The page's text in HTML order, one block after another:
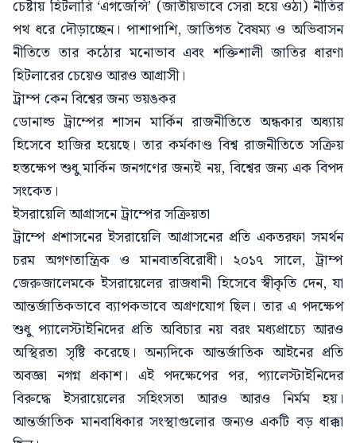
চেষ্টায় হিটলারি ‘এগজেন্সি’ (জাতীয়ভাবে সেরা হয়ে ওঠা) নীতির
পথ ধরে দৌড়াচ্ছেন। পাশাপাশি, জাতিগত বৈষম্য ও অভিবাসন
নীতিতে তার কঠোর মনোভাব এবং শক্তিশালী জাতির ধারণা
হিটলারের চেয়েও আরও আগ্রাসী।
ট্রাম্প কেন বিশ্বের জন্য ভয়ঙকর
ডোনাল্ড ট্রাম্পের শাসন মার্কিন রাজনীতিতে অন্ধকার অধ্যায়
হিসেবে হাজির হয়েছে। তার কর্মকাণ্ড বিশ্ব রাজনীতিতে সক্রিয়
হস্তক্ষেপ শুধু মার্কিন জনগণের জন্যই নয়, বিশ্বের জন্য এক বিপদ
সংকেত।
ইসরায়েলি আগ্রাসনে ট্রাম্পের সক্রিয়তা
ট্রাম্পে প্রশাসনের ইসরায়েলি আগ্রাসনের প্রতি একতরফা সমর্থন
চরম অগণতান্ত্রিক ও মানবাতবিরোধী। ২০১৭ সালে, ট্রাম্প
জেরুজালেমকে ইসরায়েলের রাজধানী হিসেবে স্বীকৃতি দেন, যা
আন্তর্জাতিকভাবে ব্যাপকভাবে অগ্রণযোগ ছিল। তার এ পদক্ষেপ
শুধু প্যালেস্টাইনিদের প্রতি অবিচার নয় বরং মধ্যপ্রাচ্যে আরও
অস্থিরতা সৃষ্টি করেছে। অন্যদিকে আন্তর্জাতিক আইনের প্রতি
অবজ্ঞা নগগ্ন প্রকাশ। এই পদক্ষেপের পর, প্যালেস্টাইনিদের
বিরুদ্ধে ইসরায়েলের সহিংসতা আরও আরও নির্মম হয়।
আন্তর্জাতিক মানবাধিকার সংস্থাগুলোর জন্যও একটি বড় ধাক্কা